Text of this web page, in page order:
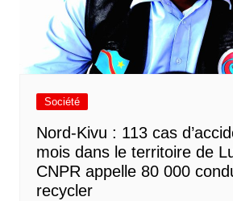
Société
Nord-Kivu : 113 cas
mois dans le territoire de
CNPR appelle 80 000
recycler